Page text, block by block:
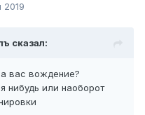
2019
сказал:
вас вождение?
нибудь или наоборот